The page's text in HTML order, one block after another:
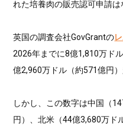
れた培養肉の販売認可申請は
英国の調査会社GovGrantの
2026年までに8億1,810万ド
億2,960万ドル（約571億円
しかし、この数字は中国（
円）、北米（44億3,680万ド